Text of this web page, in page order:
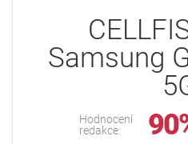
Samsung
Hodnocení
redakce: